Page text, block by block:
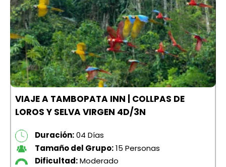
VIAJE A TAMBOPATA INN | COLLPAS DE
LOROS Y SELVA VIRGEN 4D/3N
Duración:04 Días
Tamaño del Grupo:15 Personas
Dificultad:Moderado